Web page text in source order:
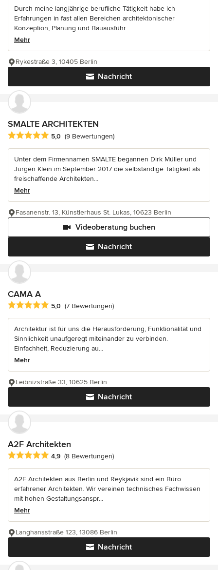
Durch meine langjährige berufliche Tätigkeit habe ich
Erfahrungen in fast allen Bereichen architektonischer
Konzeption, Planung und Bauausführ...
Mehr
Nachricht
Rykestraße 3, 10405 Berlin
SMALTE ARCHITEKTEN
Durchschnittliche Bewertung: 5 von 5 Sternen
5,0 (9 Bewertungen)
Unter dem Firmennamen SMALTE begannen Dirk Müller und
Jürgen Klein im September 2017 die selbständige Tätigkeit als
freischaffende Architekten...
Mehr
Nachricht
Videoberatung buchen
Fasanenstr. 13, Künstlerhaus St. Lukas, 10623 Berlin
CAMA A
Durchschnittliche Bewertung: 5 von 5 Sternen
5,0 (7 Bewertungen)
Architektur ist für uns die Herausforderung, Funktionalität und
Sinnlichkeit unaufgeregt miteinander zu verbinden.
Einfachheit, Reduzierung au...
Mehr
Nachricht
Leibnizstraße 33, 10625 Berlin
A2F Architekten
Durchschnittliche Bewertung: 4.9 von 5 Sternen
4,9 (8 Bewertungen)
A2F Architekten aus Berlin und Reykjavik sind ein Büro
erfahrener Architekten. Wir vereinen technisches Fachwissen
mit hohen Gestaltungsanspr...
Mehr
Nachricht
Langhansstraße 123, 13086 Berlin